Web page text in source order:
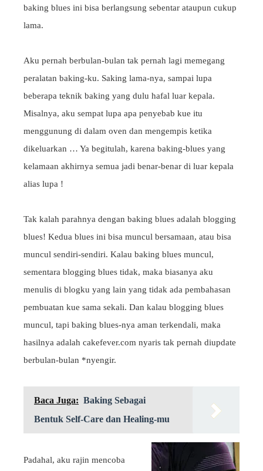
baking blues ini bisa berlangsung sebentar ataupun cukup
lama.
Aku pernah berbulan-bulan tak pernah lagi memegang
peralatan baking-ku. Saking lama-nya, sampai lupa
beberapa teknik baking yang dulu hafal luar kepala.
Misalnya, aku sempat lupa apa penyebab kue itu
menggunung di dalam oven dan mengempis ketika
dikeluarkan … Ya begitulah, karena baking-blues yang
kelamaan akhirnya semua jadi benar-benar di luar kepala
alias lupa !
Tak kalah parahnya dengan baking blues adalah blogging
blues! Kedua blues ini bisa muncul bersamaan, atau bisa
muncul sendiri-sendiri. Kalau baking blues muncul,
sementara blogging blues tidak, maka biasanya aku
menulis di blogku yang lain yang tidak ada pembahasan
pembuatan kue sama sekali. Dan kalau blogging blues
muncul, tapi baking blues-nya aman terkendali, maka
hasilnya adalah cakefever.com nyaris tak pernah diupdate
berbulan-bulan *nyengir.
Baca Juga: Baking Sebagai
Bentuk Self-Care dan Healing-mu
Padahal, aku rajin mencoba